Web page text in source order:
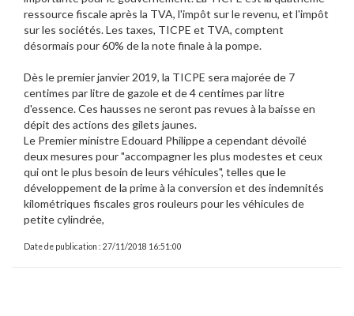
ressource fiscale après la TVA, l'impôt sur le revenu, et l'impôt
sur les sociétés. Les taxes, TICPE et TVA, comptent
désormais pour 60% de la note finale à la pompe.
Dès le premier janvier 2019, la TICPE sera majorée de 7
centimes par litre de gazole et de 4 centimes par litre
d'essence. Ces hausses ne seront pas revues à la baisse en
dépit des actions des gilets jaunes.
Le Premier ministre Edouard Philippe a cependant dévoilé
deux mesures pour "accompagner les plus modestes et ceux
qui ont le plus besoin de leurs véhicules", telles que le
développement de la prime à la conversion et des indemnités
kilométriques fiscales gros rouleurs pour les véhicules de
petite cylindrée,
Date de publication : 27/11/2018 16:51:00